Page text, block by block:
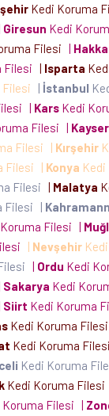
Kedi Koruma
Giresun Kedi
Filesi |
Filesi | Isparta
Filesi | İstanbul
| Kars Kedi
Filesi |
Filesi | Kırşehir
Filesi | Konya
Filesi | Malatya
Filesi |
Filesi |
| Nevşehir
| Ordu Kedi
Sakarya Kedi
Siirt Kedi Koruma
Kedi Koruma Filesi
Kedi Koruma Filesi
Kedi Koruma
Kedi Koruma Filesi
Koruma Filesi |